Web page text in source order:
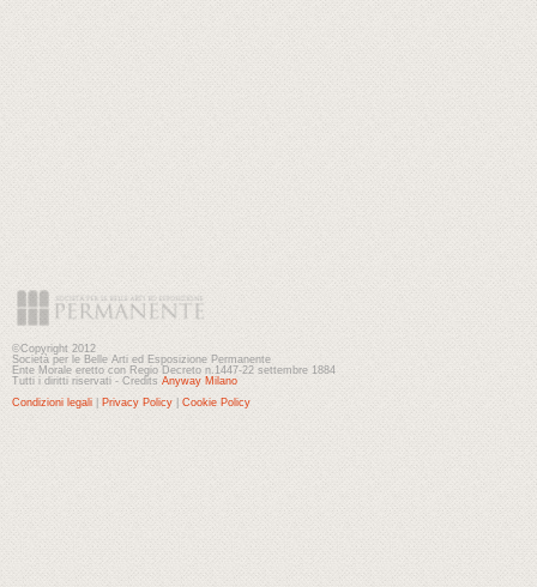
©Copyright 2012
Società per le Belle Arti ed Esposizione Permanente
Ente Morale eretto con Regio Decreto n.1447-22 settembre 1884
Tutti i diritti riservati - Credits Anyway Milano
Condizioni legali
Privacy Policy Cookie Policy